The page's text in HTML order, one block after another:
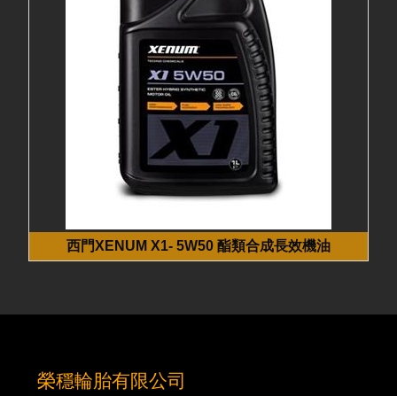
西門XENUM X1- 5W50 酯類合成長效機油
榮穩輪胎有限公司